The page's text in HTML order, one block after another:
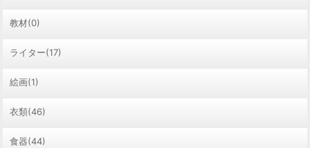
教材(0)
ライター(17)
絵画(1)
衣類(46)
食器(44)